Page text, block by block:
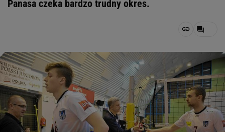
Panasa czeka bardzo trudny okres.